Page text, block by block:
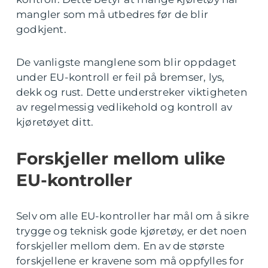
mangler som må utbedres før de blir
godkjent.
De vanligste manglene som blir oppdaget
under EU-kontroll er feil på bremser, lys,
dekk og rust. Dette understreker viktigheten
av regelmessig vedlikehold og kontroll av
kjøretøyet ditt.
Forskjeller mellom ulike
EU-kontroller
Selv om alle EU-kontroller har mål om å sikre
trygge og teknisk gode kjøretøy, er det noen
forskjeller mellom dem. En av de største
forskjellene er kravene som må oppfylles for